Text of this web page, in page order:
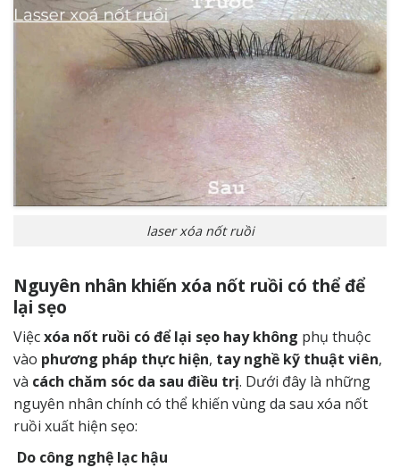
laser xóa nốt ruồi
Nguyên nhân khiến xóa nốt ruồi có thể để
lại sẹo
Việcxóa nốt ruồi có để lại sẹo hay không phụ thuộc
vào phương pháp thực hiện, tay nghề kỹ thuật viên,
và cách chăm sóc da sau điều trị. Dưới đây là những
nguyên nhân chính có thể khiến vùng da sau xóa nốt
ruồi xuất hiện sẹo:
Do công nghệ lạc hậu